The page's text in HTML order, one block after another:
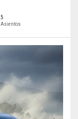
5
Asientos